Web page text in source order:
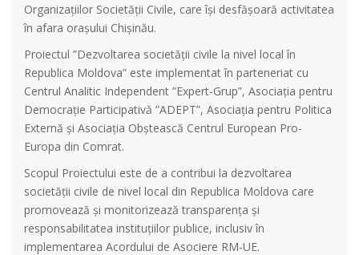
Organizațiilor Societății Civile, care își desfășoară activitatea
în afara orașului Chișinău.
Proiectul ”Dezvoltarea societății civile la nivel local în
Republica Moldova” este implementat în parteneriat cu
Centrul Analitic Independent ”Expert-Grup”, Asociația pentru
Democrație Participativă ”ADEPT”, Asociația pentru Politica
Externă și Asociația Obștească Centrul European Pro-
Europa din Comrat.
Scopul Proiectului este de a contribui la dezvoltarea
societății civile de nivel local din Republica Moldova care
promovează și monitorizează transparența și
responsabilitatea instituțiilor publice, inclusiv în
implementarea Acordului de Asociere RM-UE.